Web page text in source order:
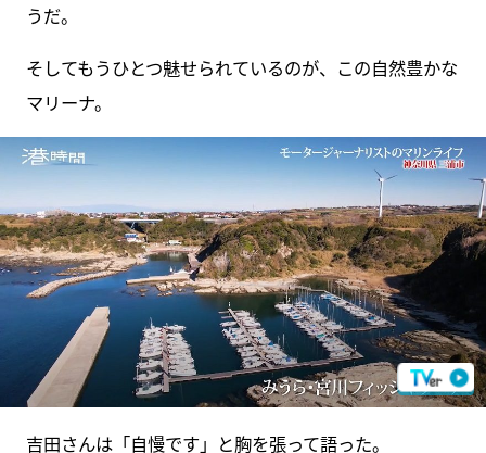
うだ。
そしてもうひとつ魅せられているのが、この自然豊かな
マリーナ。
吉田さんは「自慢です」と胸を張って語った。